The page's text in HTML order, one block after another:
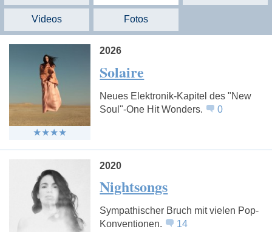
Videos Fotos
2026
Solaire
Neues Elektronik-Kapitel des "New
Soul"-One Hit Wonders.
0
2020
Nightsongs
Sympathischer Bruch mit vielen Pop-
Konventionen.
14